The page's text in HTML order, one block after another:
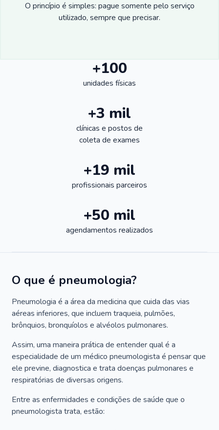
O princípio é simples: pague somente pelo serviço
utilizado, sempre que precisar.
+100
unidades físicas
+3 mil
clínicas e postos de
coleta de exames
+19 mil
profissionais parceiros
+50 mil
agendamentos realizados
O que é pneumologia?
Pneumologia é a área da medicina que cuida das vias
aéreas inferiores, que incluem traqueia, pulmões,
brônquios, bronquíolos e alvéolos pulmonares.
Assim, uma maneira prática de entender qual é a
especialidade de um médico pneumologista é pensar que
ele previne, diagnostica e trata doenças pulmonares e
respiratórias de diversas origens.
Entre as enfermidades e condições de saúde que o
pneumologista trata, estão: